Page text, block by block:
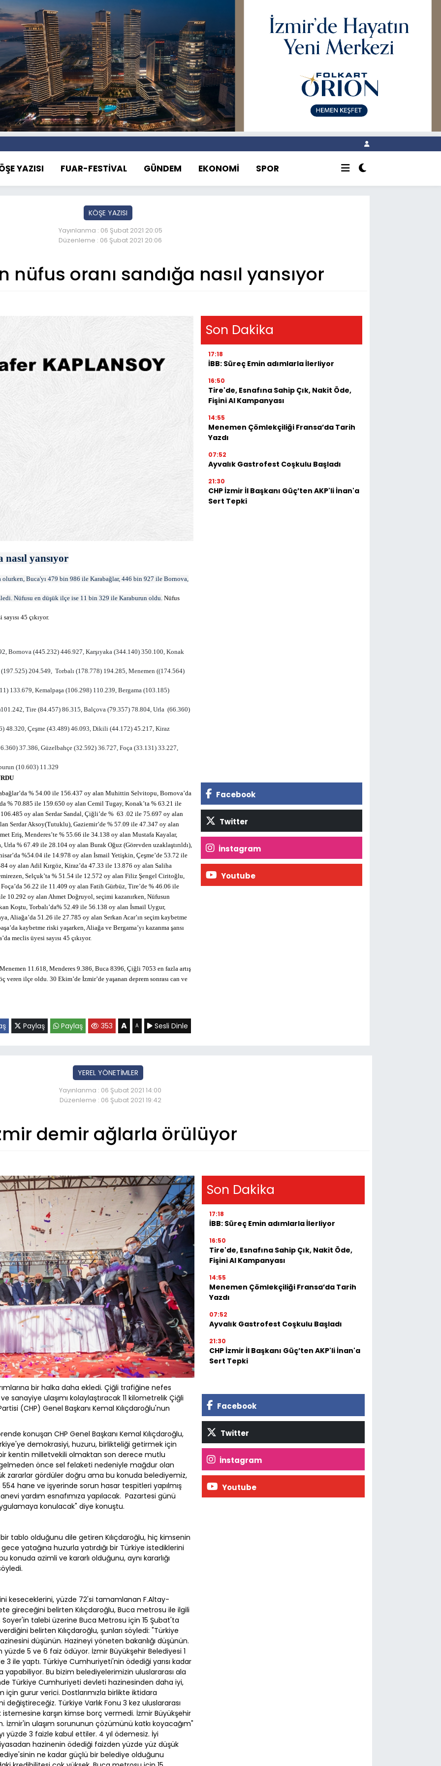
YAZISI FUAR-FESTİVAL GÜNDEM EKONOMİ SPOR
KÖŞE YAZISI
Yayınlanma : 06 Şubat 2021 20:05
Düzenleme : 06 Şubat 2021 20:06
nüfus oranı sandığa nasıl yansıyor
nasıl yansıyor
Buca'yı 479 bin 986 ile Karabağlar, 446 bin 927 ile Bornova,
Nüfusu en düşük ilçe ise 11 bin 329 ile Karaburun oldu. Nüfus
45 çıkıyor.
Bornova (445.232) 446.927, Karşıyaka (344.140) 350.100, Konak
204.549, Torbalı (178.778) 194.285, Menemen ((174.564)
133.679, Kemalpaşa (106.298) 110.239, Bergama (103.185)
Tire (84.457) 86.315, Balçova (79.357) 78.804, Urla (66.360)
48.320, Çeşme (43.489) 46.093, Dikili (44.172) 45.217, Kiraz
37.386, Güzelbahçe (32.592) 36.727, Foça (33.131) 33.227,
(10.603) 11.329
% 54.00 ile 156.437 oy alan Muhittin Selvitopu, Bornova’da
% 70.885 ile 159.650 oy alan Cemil Tugay, Konak’ta % 63.21 ile
oy alan Serdar Sandal, Çiğli’de % 63 .02 ile 75.697 oy alan
Serdar Aksoy(Tutuklu), Gaziemir’de % 57.09 ile 47.347 oy alan
Eriş, Menderes’te % 55.66 ile 34.138 oy alan Mustafa Kayalar,
% 67.49 ile 28.104 oy alan Burak Oğuz (Görevden uzaklaştırıldı),
%54.04 ile 14.978 oy alan İsmail Yetişkin, Çeşme’de 53.72 ile
oy alan Adil Kırgöz, Kiraz’da 47.33 ile 13.876 oy alan Saliha
Selçuk’ta % 51.54 ile 12.572 oy alan Filiz Şengel Ciritoğlu,
56.22 ile 11.409 oy alan Fatih Gürbüz, Tire’de % 46.06 ile
10.292 oy alan Ahmet Doğruyol, seçimi kazanırken, Nüfusun
Koştu, Torbalı’da% 52.49 ile 56.138 oy alan İsmail Uygur,
Aliağa’da 51.26 ile 27.785 oy alan Serkan Acar’ın seçim kaybetme
kaybetme riski yaşarken, Aliağa ve Bergama’yı kazanma şansı
meclis üyesi sayısı 45 çıkıyor.
11.618, Menderes 9.386, Buca 8396, Çiğli 7053 en fazla artış
ilçe oldu. 30 Ekim’de İzmir’de yaşanan deprem sonrası can ve
Paylaş Paylaş 353 A A Sesli Dinle
Son Dakika
17:18
İBB: Süreç Emin adımlarla İlerliyor
16:50
Tire'de, Esnafına Sahip Çık, Nakit Öde,
Fişini Al Kampanyası
14:55
Menemen Çömlekçiliği Fransa’da Tarih
Yazdı
07:52
Ayvalık Gastrofest Coşkulu Başladı
21:30
CHP İzmir İl Başkanı Güç’ten AKP'li İnan'a
Sert Tepki
Facebook
Twitter
İnstagram
Youtube
YEREL YÖNETİMLER
Yayınlanma : 06 Şubat 2021 14:00
Düzenleme : 06 Şubat 2021 19:42
demir ağlarla örülüyor
bir halka daha ekledi. Çiğli trafiğine nefes
sanayiye ulaşımı kolaylaştıracak 11 kilometrelik Çiğli
(CHP) Genel Başkanı Kemal Kılıçdaroğlu'nun
konuşan CHP Genel Başkanı Kemal Kılıçdaroğlu,
demokrasiyi, huzuru, birlikteliği getirmek için
bir kentin milletvekili olmaktan son derece mutlu
önce sel felaketi nedeniyle mağdur olan
zararlar gördüler doğru ama bu konuda belediyemiz,
554 hane ve işyerinde sorun hasar tespitleri yapılmış
yardım esnafımıza yapılacak. Pazartesi günü
konulacak" diye konuştu.
tablo olduğunu dile getiren Kılıçdaroğlu, hiç kimsenin
yatağına huzurla yatırdığı bir Türkiye istediklerini
konuda azimli ve kararlı olduğunu, aynı kararlığı
keseceklerini, yüzde 72'si tamamlanan F.Altay-
gireceğini belirten Kılıçdaroğlu, Buca metrosu ile ilgili
talebi üzerine Buca Metrosu için 15 Şubat'ta
belirten Kılıçdaroğlu, şunları söyledi: "Türkiye
düşünün. Hazineyi yöneten bakanlığı düşünün.
5 ve 6 faiz ödüyor. İzmir Büyükşehir Belediyesi 1
ile yaptı. Türkiye Cumhuriyeti'nin ödediği yarısı kadar
Bu bizim belediyelerimizin uluslararası ala
Türkiye Cumhuriyeti devleti hazinesinden daha iyi,
gurur verici. Dostlarımızla birlikte iktidara
Türkiye Varlık Fonu 3 kez uluslararası
karşın kimse borç vermedi. İzmir Büyükşehir
İzmir'in ulaşım sorununun çözümünü katkı koyacağım"
yüzde 3 faizle kabul ettiler. 4 yıl ödemesiz. İyi
hazinenin ödediği faizden yüzde yüz düşük
ne kadar güçlü bir belediye olduğunu
Son Dakika
17:18
İBB: Süreç Emin adımlarla İlerliyor
16:50
Tire'de, Esnafına Sahip Çık, Nakit Öde,
Fişini Al Kampanyası
14:55
Menemen Çömlekçiliği Fransa’da Tarih
Yazdı
07:52
Ayvalık Gastrofest Coşkulu Başladı
21:30
CHP İzmir İl Başkanı Güç’ten AKP'li İnan'a
Sert Tepki
Facebook
Twitter
İnstagram
Youtube